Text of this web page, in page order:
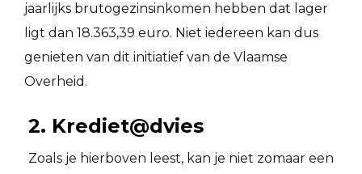
jaarlijks brutogezinsinkomen hebben dat lager
ligt dan 18.363,39 euro. Niet iedereen kan dus
genieten van dit initiatief van de Vlaamse
Overheid.
2. Krediet@dvies
Zoals je hierboven leest, kan je niet zomaar een